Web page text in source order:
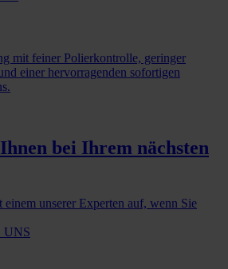
mit feiner Polierkontrolle, geringer
einer hervorragenden sofortigen
bei Ihrem nächsten
unserer Experten auf, wenn Sie
UNS